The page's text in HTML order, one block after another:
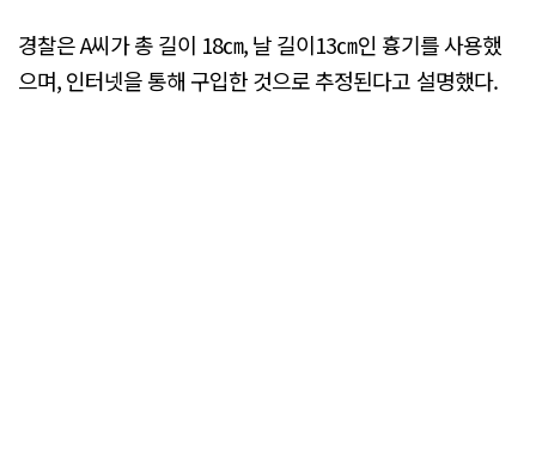
경찰은 A씨가 총 길이 18㎝, 날 길이13㎝인 흉기를 사용했
으며, 인터넷을 통해 구입한 것으로 추정된다고 설명했다.